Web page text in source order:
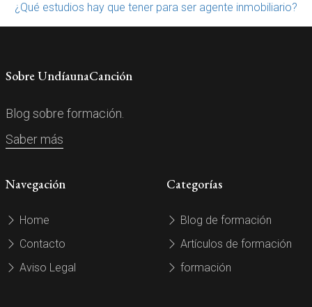
¿Qué estudios hay que tener para ser agente inmobiliario?
Sobre UndíaunaCanción
Blog sobre formación.
Saber más
Navegación
Home
Contacto
Aviso Legal
Categorías
Blog de formación
Artículos de formación
formación